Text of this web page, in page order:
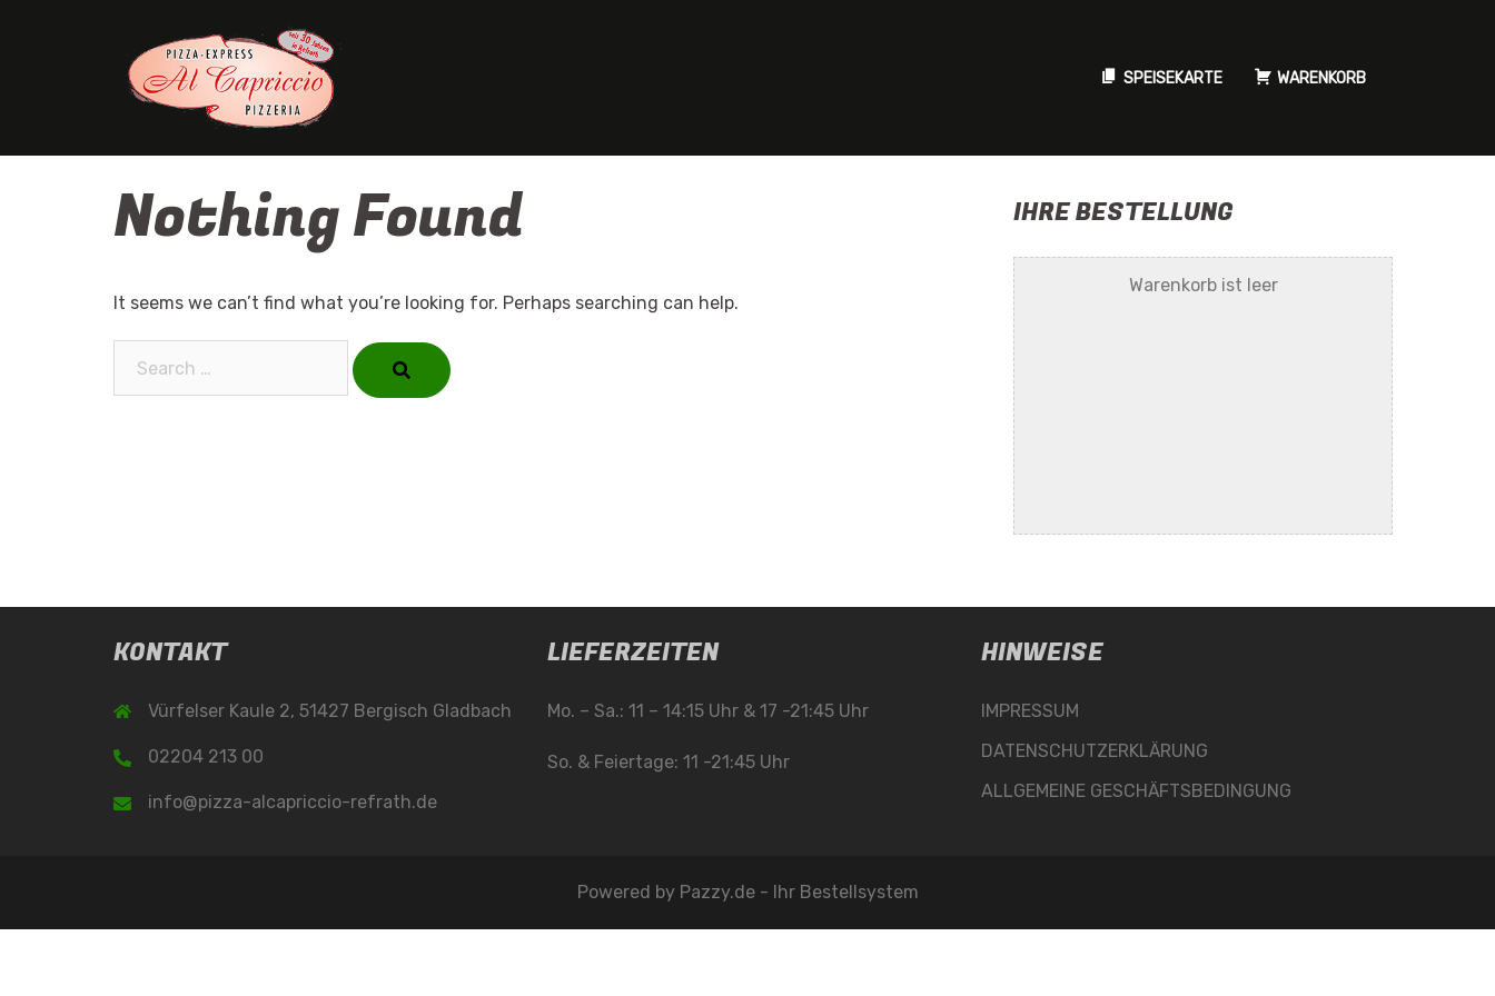
SPEISEKARTE WARENKORB
Nothing Found
It seems we can’t find what you’re looking for. Perhaps searching can help.
IHRE BESTELLUNG
Warenkorb ist leer
KONTAKT
Vürfelser Kaule 2, 51427 Bergisch Gladbach
02204 213 00
info@pizza-alcapriccio-refrath.de
LIEFERZEITEN
Mo. – Sa.: 11 – 14:15 Uhr & 17 -21:45 Uhr
So. & Feiertage: 11 -21:45 Uhr
HINWEISE
IMPRESSUM
DATENSCHUTZERKLÄRUNG
ALLGEMEINE GESCHÄFTSBEDINGUNG
Powered by Pazzy.de - Ihr Bestellsystem